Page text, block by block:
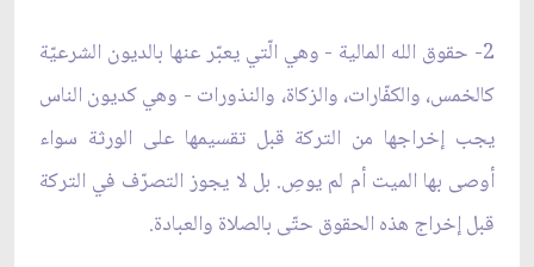
2- حقوق الله المالية - وهي الّتي يعبّر عنها بالديون الشرعيّة
كالخمس، والكفّارات، والزكاة، والنذورات - وهي كديون الناس
يجب إخراجها من التركة قبل تقسيمها على الورثة سواء
أوصى بها الميت أم لم يوصِ. بل لا يجوز التصرّف في التركة
قبل إخراج هذه الحقوق حتّى بالصلاة والعبادة.